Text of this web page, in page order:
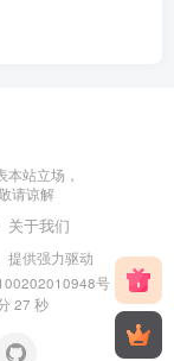
站立场，
请谅解
关于我们
提供强力驱动
号
27 秒